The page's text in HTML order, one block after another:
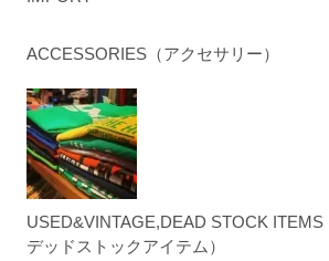
ACCESSORIES（アクセサリー）
USED&VINTAGE,DEAD STOCK ITEMS
デッドストックアイテム）